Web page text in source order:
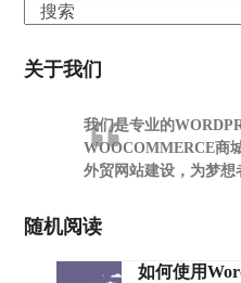
Search
关于我们
我们是专业的
WOOCOMMERCE商
外贸网站建设，为梦想
随机阅读
如何使用